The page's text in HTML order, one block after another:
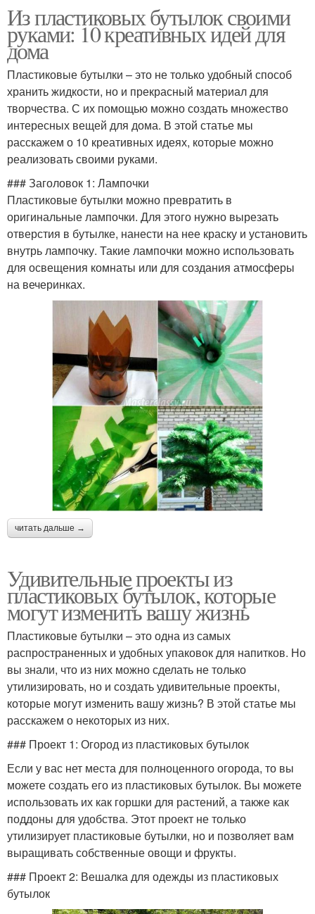
Из пластиковых бутылок своими
руками: 10 креативных идей для
дома
Пластиковые бутылки – это не только удобный способ
хранить жидкости, но и прекрасный материал для
творчества. С их помощью можно создать множество
интересных вещей для дома. В этой статье мы
расскажем о 10 креативных идеях, которые можно
реализовать своими руками.
### Заголовок 1: Лампочки
Пластиковые бутылки можно превратить в
оригинальные лампочки. Для этого нужно вырезать
отверстия в бутылке, нанести на нее краску и установить
внутрь лампочку. Такие лампочки можно использовать
для освещения комнаты или для создания атмосферы
на вечеринках.
читать дальше →
Удивительные проекты из
пластиковых бутылок, которые
могут изменить вашу жизнь
Пластиковые бутылки – это одна из самых
распространенных и удобных упаковок для напитков. Но
вы знали, что из них можно сделать не только
утилизировать, но и создать удивительные проекты,
которые могут изменить вашу жизнь? В этой статье мы
расскажем о некоторых из них.
### Проект 1: Огород из пластиковых бутылок
Если у вас нет места для полноценного огорода, то вы
можете создать его из пластиковых бутылок. Вы можете
использовать их как горшки для растений, а также как
поддоны для удобства. Этот проект не только
утилизирует пластиковые бутылки, но и позволяет вам
выращивать собственные овощи и фрукты.
### Проект 2: Вешалка для одежды из пластиковых
бутылок